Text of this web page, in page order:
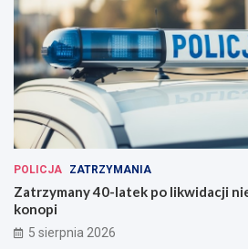
POLICJA ZATRZYMANIA
Zatrzymany 40-latek po likwidacji
konopi
5 sierpnia 2026